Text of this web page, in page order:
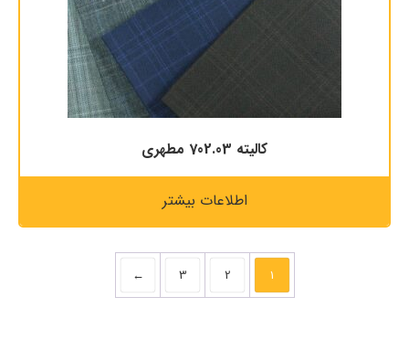
كاليته 702.03 مطهری
اطلاعات بیشتر
1
2
3
←